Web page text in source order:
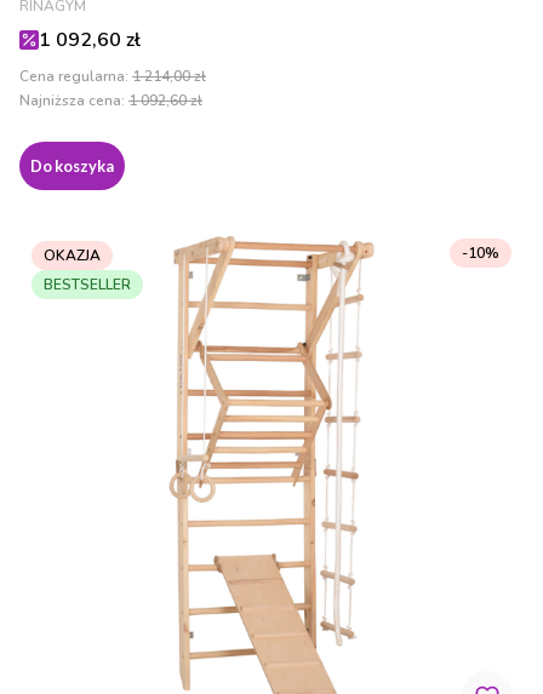
RINAGYM
Cena promocyjna
1 092,60 zł
Cena regularna: 1 214,00 zł
Najniższa cena: 1 092,60 zł
Do koszyka
OKAZJA
BESTSELLER
-10%